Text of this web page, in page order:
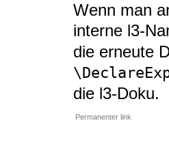
Wenn man
interne l3-
die erneute
die l3-Doku.
Permanenter link